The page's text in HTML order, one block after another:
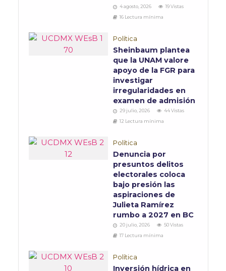
4 agosto, 2026
19 Vistas
16 Lectura mínima
Política
Sheinbaum plantea
que la UNAM valore
apoyo de la FGR para
investigar
irregularidades en
examen de admisión
29 julio, 2026
44 Vistas
12 Lectura mínima
Política
Denuncia por
presuntos delitos
electorales coloca
bajo presión las
aspiraciones de
Julieta Ramírez
rumbo a 2027 en BC
20 julio, 2026
50 Vistas
17 Lectura mínima
Política
Inversión hídrica en